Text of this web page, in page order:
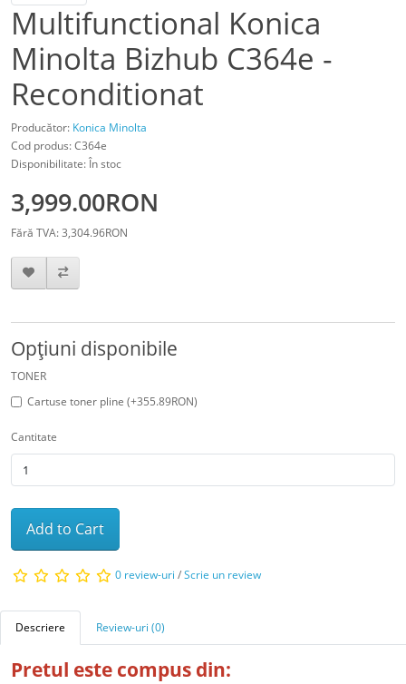
Multifunctional Konica
Minolta Bizhub C364e -
Reconditionat
Producător: Konica Minolta
Cod produs: C364e
Disponibilitate: În stoc
3,999.00RON
Fără TVA: 3,304.96RON
Opţiuni disponibile
TONER
Cartuse toner pline (+355.89RON)
Cantitate
Add to Cart
0 review-uri /Scrie un review
Descriere Review-uri (0)
Pretul este compus din: